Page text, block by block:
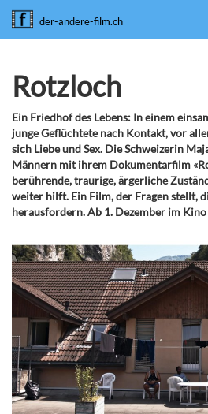
der-andere-film.ch
Rotzloch
Ein Friedhof des Lebens: In einem
junge Geflüchtete nach Kontakt, vor
sich Liebe und Sex. Die Schweizerin
Männern mit ihrem Dokumentarfilm
berührende, traurige, ärgerliche
weiter hilft. Ein Film, der Fragen stellt,
herausfordern. Ab 1. Dezember im Kino